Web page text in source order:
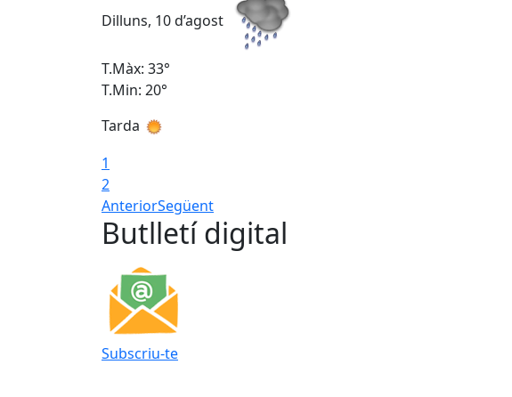
Dilluns, 10 d’agost
T.Màx: 33°
T.Min: 20°
Tarda
1
2
AnteriorSegüent
Butlletí digital
Subscriu-te